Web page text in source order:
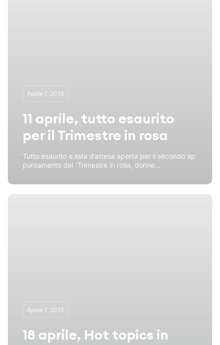
Aprile 7, 2015
11 aprile, tutto esaurito
per il Trimestre in rosa
Tutto esaurito e lista d’attesa aperta per il secondo ap
puntamento del “Trimestre in rosa, donne...
Aprile 7, 2015
18 aprile, Hot topics in